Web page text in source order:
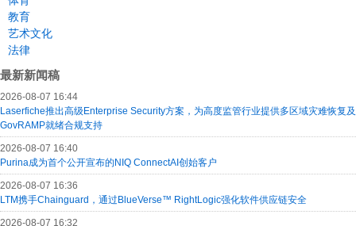
教育
艺术文化
法律
最新新闻稿
2026-08-07 16:44
Laserfiche推出高级Enterprise Security方案，为高度监管行业提供多区域灾难恢复及
GovRAMP就绪合规支持
2026-08-07 16:40
Purina成为首个公开宣布的NIQ ConnectAI创始客户
2026-08-07 16:36
LTM携手Chainguard，通过BlueVerse™ RightLogic强化软件供应链安全
2026-08-07 16:32